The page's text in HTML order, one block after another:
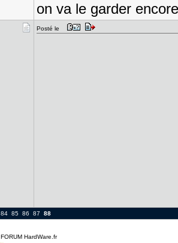
on va le garder
Posté le
84 85 86 87 88
FORUM HardWare.fr